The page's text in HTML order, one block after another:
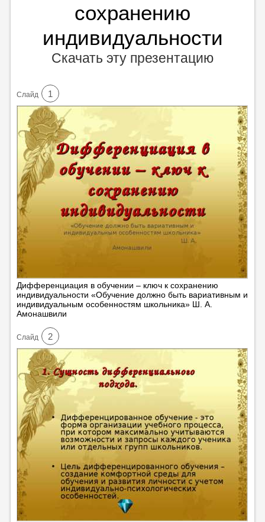
сохранению
индивидуальности
Скачать эту презентацию
Cлайд 1
Дифференциация в обучении – ключ к сохранению
индивидуальности «Обучение должно быть вариативным и
индивидуальным особенностям школьника» Ш. А.
Амонашвили
Cлайд 2